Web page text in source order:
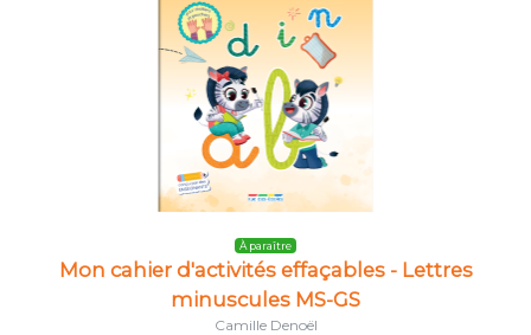
À paraître
Mon cahier d'activités effaçables - Lettres
minuscules MS-GS
Camille Denoël